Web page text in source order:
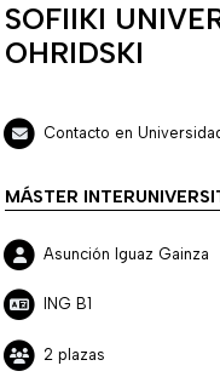
SOFIIKI
OHRIDSKI
Contacto en
MÁSTER
Asunción Iguaz Gainza
ING B1
2 plazas